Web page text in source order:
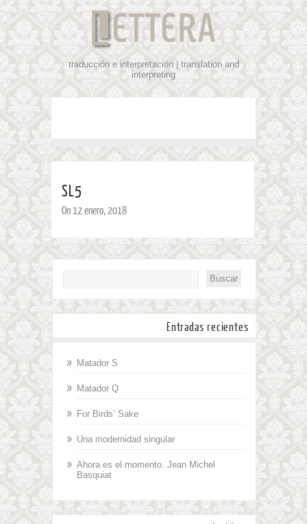
traducción e interpretación | translation and
interpreting
SL5
On 12 enero, 2018
Entradas recientes
Matador S
Matador Q
For Birds’ Sake
Una modernidad singular
Ahora es el momento. Jean Michel
Basquiat